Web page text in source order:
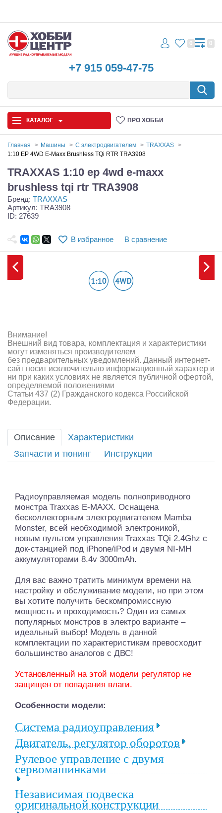
+7 915 059-47-75
0 0
КАТАЛОГ ПРО ХОББИ
Запчасти и аксессуары
Игрушки
Судомодели
Аккумуляторы и батарейки
Зарядные устройства и блоки питания
Двигатели
Технические жидкости
Оптовая продажа запчастей для моделей
Главная Машины С электродвигателем
TRAXXAS
1:10 EP 4WD E-Maxx Brushless TQi RTR TRA3908
TRAXXAS 1:10 ep 4wd e-maxx
brushless tqi rtr TRA3908
Бренд: TRAXXAS
Артикул: TRA3908
ID: 27639
В избранное В сравнение
Внимание!
Внешний вид товара, комплектация и характеристики
могут изменяться производителем
без предварительных уведомлений. Данный интернет-
сайт носит исключительно информационный характер и
ни при каких условиях не является публичной офертой,
определяемой положениями
Статьи 437 (2) Гражданского кодекса Российской
Федерации.
Описание
Характеристики
Запчасти и тюнинг
Инструкции
Радиоуправляемая модель полноприводного
монстра Traxxas E-MAXX. Оснащена
бесколлекторным электродвигателем Mamba
Monster, всей необходимой электроникой,
новым пультом управления Traxxas TQi 2.4Ghz с
док-станцией под iPhone/iPod и двумя NI-MH
аккумуляторами 8.4v 3000mAh.
Для вас важно тратить минимум времени на
настройку и обслуживание модели, но при этом
вы хотите получить бескомпромиссную
мощность и проходимость? Один из самых
популярных монстров в электро варианте –
идеальный выбор! Модель в данной
комплектации по характеристикам превосходит
большинство аналогов с ДВС!
Установленный на этой модели регулятор не
защищен от попадания влаги.
Особенности модели:
Система радиоуправления
Двигатель, регулятор оборотов
Рулевое управление с двумя
сервомашинками
Независимая подвеска
оригинальной конструкции